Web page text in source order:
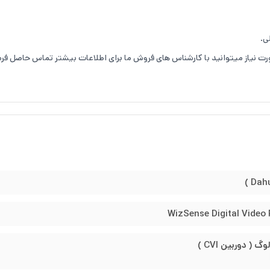
نیاز میتوانید با کارشناس های فروش ما برای اطلاعات بیشتر تماس حاصل
WizSense Digital Video